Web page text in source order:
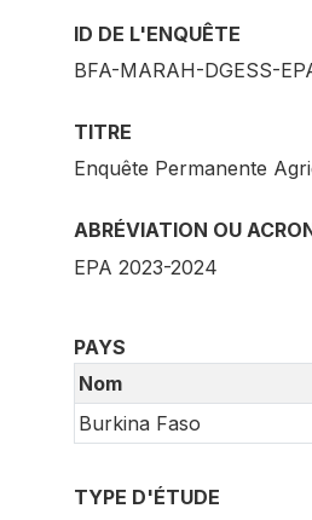
ID DE L'ENQUÊTE
BFA-MARAH-DGESS-
TITRE
Enquête Permanente
ABRÉVIATION OU
EPA 2023-2024
PAYS
Nom
Burkina Faso
TYPE D'ÉTUDE